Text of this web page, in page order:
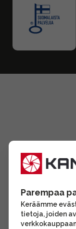
Parempaa
Keräämme
tietoja, joiden